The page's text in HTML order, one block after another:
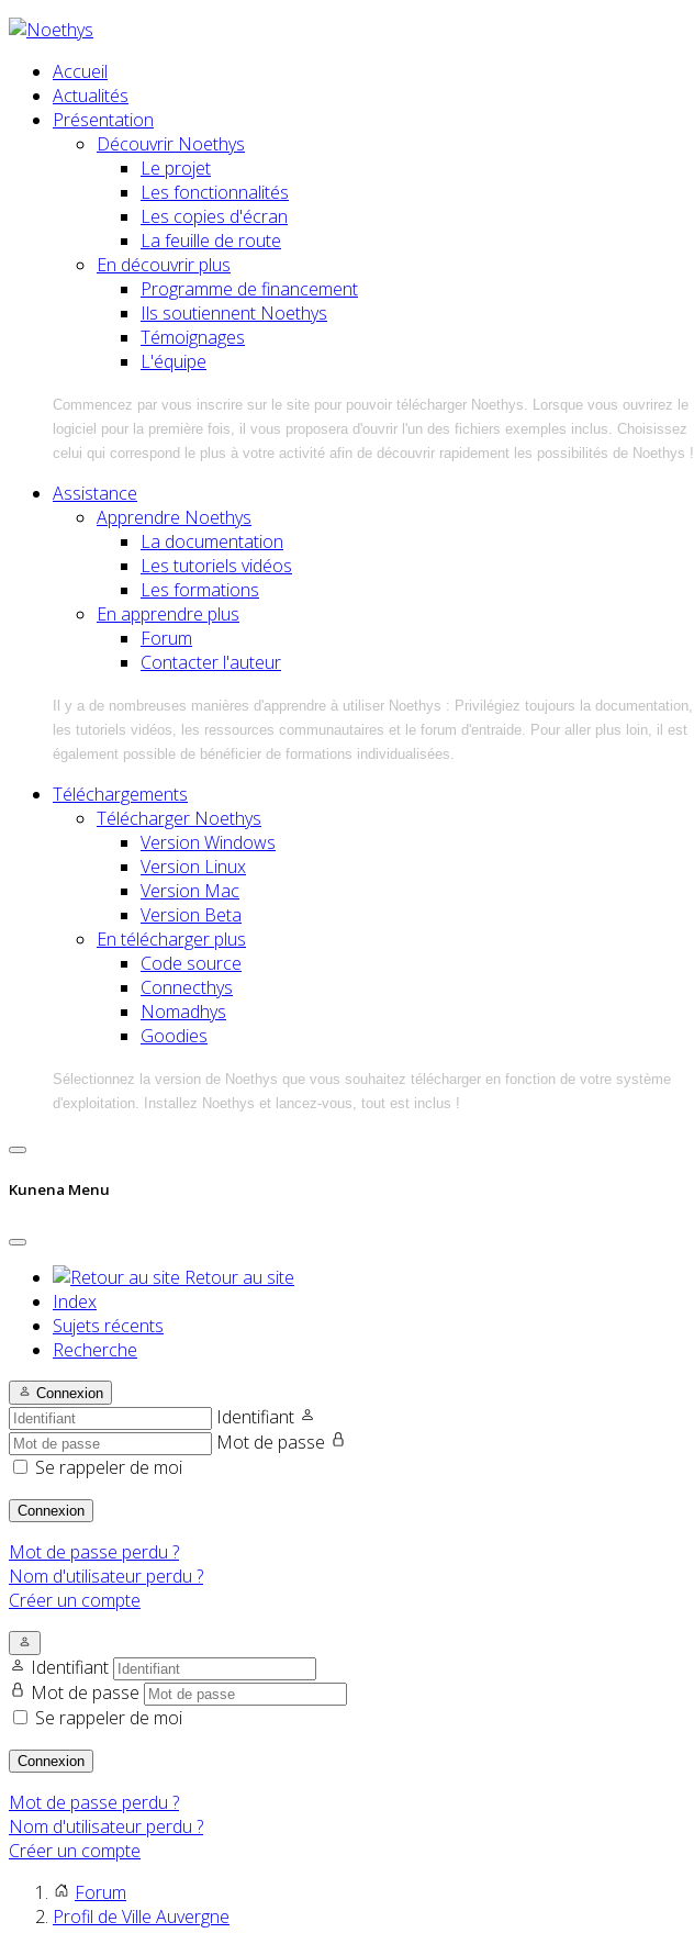
Accueil
Actualités
Présentation
Découvrir Noethys
Le projet
Les fonctionnalités
Les copies d'écran
La feuille de route
En découvrir plus
Programme de financement
Ils soutiennent Noethys
Témoignages
L'équipe
Commencez par vous inscrire sur le site pour pouvoir télécharger Noethys. Lorsque vous ouvrirez le
logiciel pour la première fois, il vous proposera d'ouvrir l'un des fichiers exemples inclus. Choisissez
celui qui correspond le plus à votre activité afin de découvrir rapidement les possibilités de Noethys !
Assistance
Apprendre Noethys
La documentation
Les tutoriels vidéos
Les formations
En apprendre plus
Forum
Contacter l'auteur
Il y a de nombreuses manières d'apprendre à utiliser Noethys : Privilégiez toujours la documentation,
les tutoriels vidéos, les ressources communautaires et le forum d'entraide. Pour aller plus loin, il est
également possible de bénéficier de formations individualisées.
Téléchargements
Télécharger Noethys
Version Windows
Version Linux
Version Mac
Version Beta
En télécharger plus
Code source
Connecthys
Nomadhys
Goodies
Sélectionnez la version de Noethys que vous souhaitez télécharger en fonction de votre système
d'exploitation. Installez Noethys et lancez-vous, tout est inclus !
Kunena Menu
Retour au site
Index
Sujets récents
Recherche
Connexion
Identifiant
Mot de passe
Se rappeler de moi
Connexion
Mot de passe perdu ?
Nom d'utilisateur perdu ?
Créer un compte
Identifiant
Mot de passe
Se rappeler de moi
Connexion
Mot de passe perdu ?
Nom d'utilisateur perdu ?
Créer un compte
Forum
Profil de Ville Auvergne